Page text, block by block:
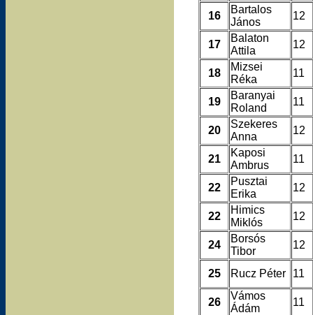
16
Bartalos
János
12
17
Balaton
Attila
12
18
Mizsei
Réka
11
19
Baranyai
Roland
11
20
Szekeres
Anna
12
21
Kaposi
Ambrus
11
22
Pusztai
Erika
12
22
Himics
Miklós
12
24
Borsós
Tibor
12
25 Rucz Péter 11
26
Vámos
Ádám
11